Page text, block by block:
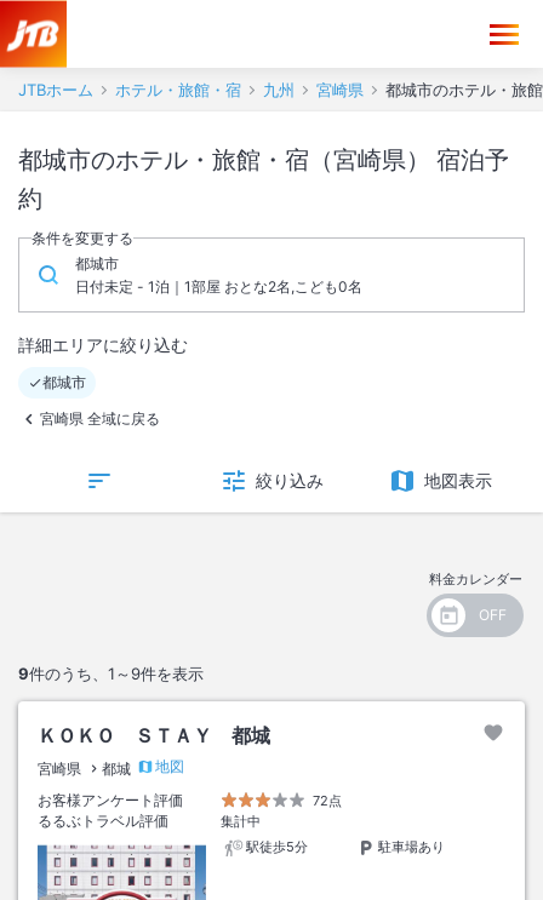
JTBホーム ホテル・旅館・宿 九州 宮崎県 都城市のホテル・旅
都城市のホテル・旅館・宿（宮崎県） 宿泊予
約
条件を変更する
都城市
日付未定 - 1泊｜1部屋 おとな2名,こども0名
詳細エリアに絞り込む
都城市
宮崎県 全域に戻る
絞り込み 地図表示
料金カレンダー
9件のうち、 1～9件を表示
ＫＯＫＯ ＳＴＡＹ 都城
宮崎県 都城
地図
お客様アンケート評価
72点
るるぶトラベル評価
集計中
駅徒歩5分
駐車場あり